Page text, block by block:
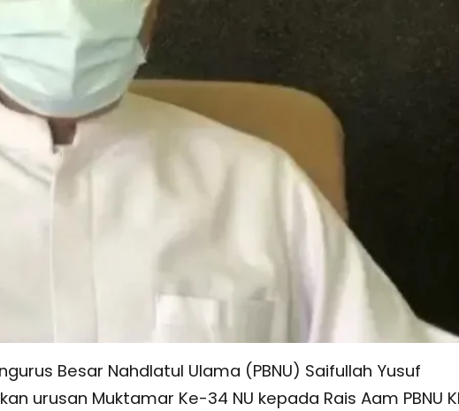
Besar Nahdlatul Ulama (PBNU) Saifullah Yusuf
urusan Muktamar Ke-34 NU kepada Rais Aam PBNU